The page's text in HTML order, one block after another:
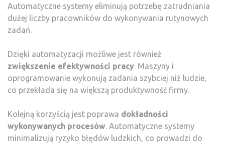
Automatyczne systemy eliminują potrzebę zatrudniania
dużej liczby pracowników do wykonywania rutynowych
zadań.
Dzięki automatyzacji możliwe jest również
zwiększenie efektywności pracy. Maszyny i
oprogramowanie wykonują zadania szybciej niż ludzie,
co przekłada się na większą produktywność firmy.
Kolejną korzyścią jest poprawa dokładności
wykonywanych procesów. Automatyczne systemy
minimalizują ryzyko błędów ludzkich, co prowadzi do